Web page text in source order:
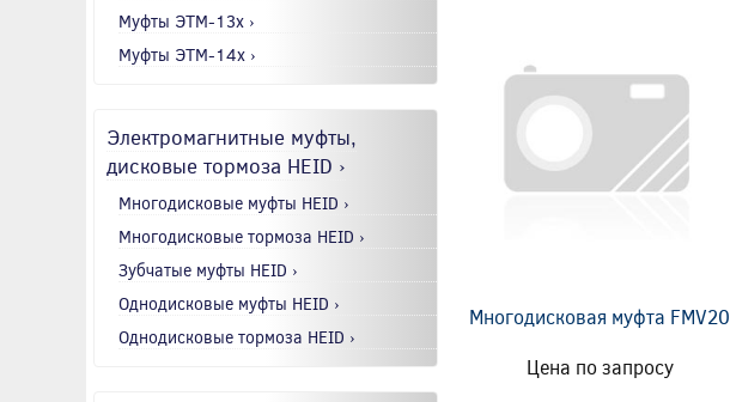
Муфты ЭТМ-13x ›
Муфты ЭТМ-14x ›
Электромагнитные муфты,
дисковые тормоза HEID ›
Многодисковые муфты HEID ›
Многодисковые тормоза HEID ›
Зубчатые муфты HEID ›
Однодисковые муфты HEID ›
Однодисковые тормоза HEID ›
Многодисковая муфта FMV20
Цена по запросу